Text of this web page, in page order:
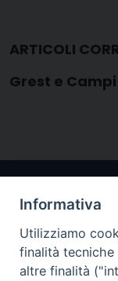
ARTICOLI
Grest e Campi
Informativa
Utilizziamo
finalità tecniche
altre finalità